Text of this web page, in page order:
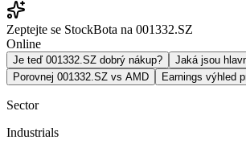
Zeptejte se StockBota na 001332.SZ
Online
Je teď 001332.SZ dobrý nákup?
Jaká jsou
Porovnej 001332.SZ vs AMD
Earnings výhled
Sector
Industrials